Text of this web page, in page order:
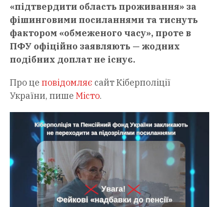
«підтвердити область проживання» за
фішинговими посиланнями та тиснуть
фактором «обмеженого часу», проте в
ПФУ офіційно заявляють — жодних
подібних доплат не існує.
Про це повідомляє сайт Кіберполіції
України, пише Місто.